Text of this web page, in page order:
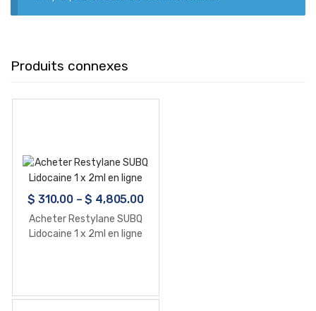
Produits connexes
$ 310.00–$ 4,805.00
Acheter Restylane SUBQ
Lidocaine 1 x 2ml en ligne